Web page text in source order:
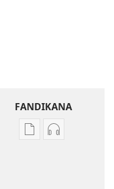
FANDIKANA
FandikanaFandikana